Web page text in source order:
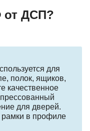
от ДСП?
для
полок, ящиков,
качественное
для дверей.
в профиле